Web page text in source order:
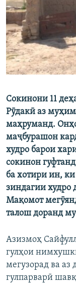
Ҳамаи
Сокинони 11
Рӯдакӣ аз
маҳруманд.
маҷбурашон
худро барои
сокинон
ба хотири ин,
зиндагии худро
Мақомот
талош доранд
Азизмоҳ
гулҳои
мегузорад ва
гулпарварӣ